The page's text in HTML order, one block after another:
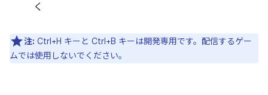
く
注: Ctrl+H キーと Ctrl+B キーは開発専用です。配信するゲー
ムでは使用しないでください。